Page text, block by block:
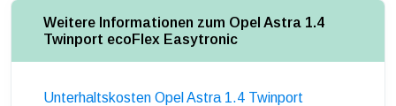
Weitere Informationen zum Opel Astra 1.4
Twinport ecoFlex Easytronic
Unterhaltskosten Opel Astra 1.4 Twinport